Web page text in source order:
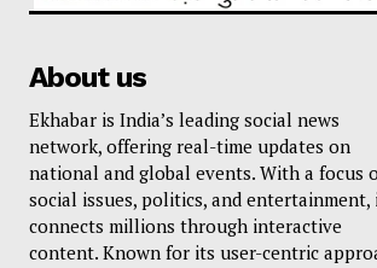
About us
Ekhabar is India’s leading social news
network, offering real-time updates on
national and global events. With a focus
social issues, politics, and entertainment,
connects millions through interactive
content. Known for its user-centric